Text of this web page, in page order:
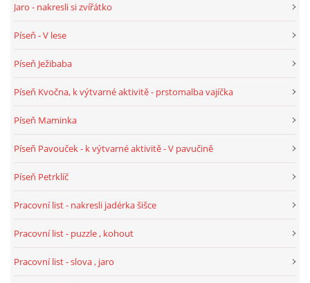
HÁDANKY K TÉMATU JARO, LÉTO, PODZIM,ZIMA
BÁSNĚ K TÉMATU JARO
PÍSNĚ K TÉMATU LÉTO
Jaro - nakresli si zvířátko
Píseň - V lese
Píseň Ježibaba
Píseň Kvočna, k výtvarné aktivitě - prstomalba vajíčka
Píseň Maminka
Píseň Pavouček - k výtvarné aktivitě - V pavučině
Píseň Petrklíč
Pracovní list - nakresli jadérka šišce
Pracovní list - puzzle , kohout
Pracovní list - slova , jaro